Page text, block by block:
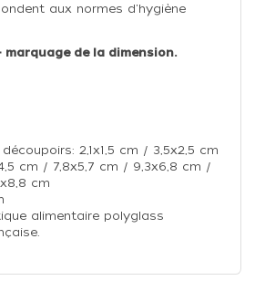
aux normes d'hygiène
marquage de la dimension.
2,1x1,5 cm / 3,5x2,5 cm
cm / 7,8x5,7 cm / 9,3x6,8 cm /
cm
alimentaire polyglass